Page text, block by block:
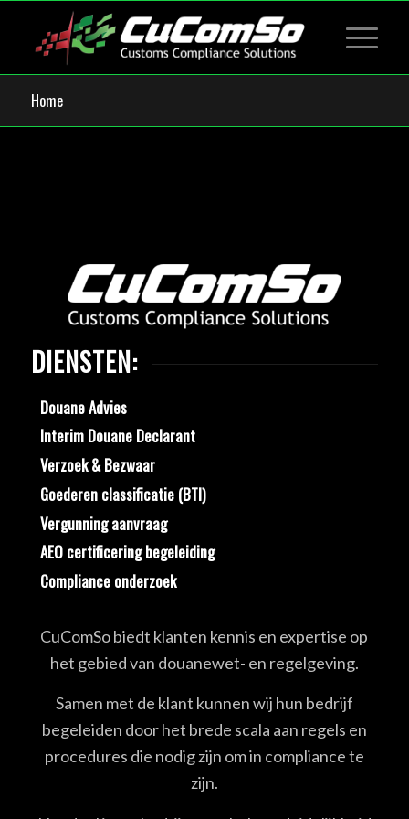
Home
DIENSTEN:
Douane Advies
Interim Douane Declarant
Verzoek & Bezwaar
Goederen classificatie (BTI)
Vergunning aanvraag
AEO certificering begeleiding
Compliance onderzoek
CuComSo biedt klanten kennis en expertise op
het gebied van douanewet- en regelgeving.
Samen met de klant kunnen wij hun bedrijf
begeleiden door het brede scala aan regels en
procedures die nodig zijn om in compliance te
zijn.